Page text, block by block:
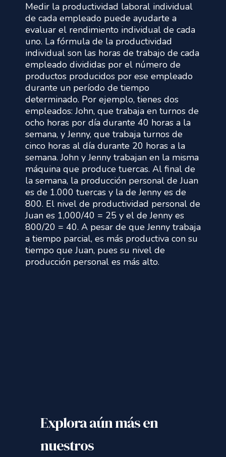
Medir la productividad laboral individual
de cada empleado puede ayudarte a
evaluar el rendimiento individual de cada
uno. La fórmula de la productividad
individual son las horas de trabajo de cada
empleado divididas por el número de
productos producidos por ese empleado
durante un período de tiempo
determinado. Por ejemplo, tienes dos
empleados: John, que trabaja en turnos de
ocho horas por día durante 40 horas a la
semana, y Jenny, que trabaja turnos de
cinco horas al día durante 20 horas a la
semana. John y Jenny trabajan en la misma
máquina que produce tuercas. Al final de
la semana, la producción personal de Juan
es de 1.000 tuercas y la de Jenny es de
800. El nivel de productividad personal de
Juan es 1,000/40 = 25 y el de Jenny es
800/20 = 40. A pesar de que Jenny trabaja
a tiempo parcial, es más productiva con su
tiempo que Juan, pues su nivel de
producción personal es más alto.
Explora aún más en
nuestros